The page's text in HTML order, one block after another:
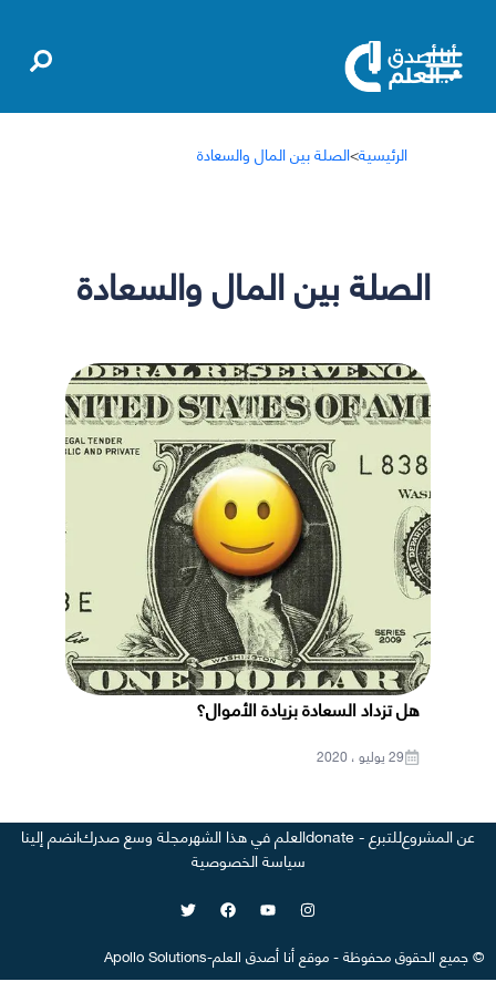
الرئيسية>الصلة بين المال والسعادة
الصلة بين المال والسعادة
هل تزداد السعادة بزيادة الأموال؟
29 يوليو ، 2020
عن المشروعللتبرع - donate العلم في هذا الشهرمجلة وسع صدركانضم إلينا
سياسة الخصوصية
©جميع الحقوق محفوظة-موقع أنا أصدق العلم-
Apollo Solutions